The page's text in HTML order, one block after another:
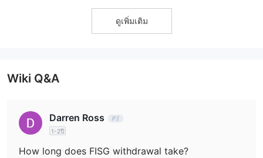
บัญชีมาตรฐานมีความสมดุลระหว่างต้นทุนและความเข้าถึง, ด้วยการก
บัญชี ECN
ขายที่ชอบแบบจำหน่ายตลาดโดยตรงมากขึ้นพร้อมกับการกระจายที่
เข้มข้นและความเร็วในการดำเนินการที่เร็วขึ้น
บัญชีสหภาพ
ดูเพิ่มเติม
Wiki Q&A
Darren Ross
1-2ปี
How long does FISG withdrawal take?